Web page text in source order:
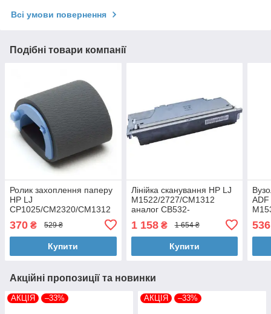
Всі умови повернення
Подібні товари компанії
Ролик захоплення паперу
HP LJ
CP1025/CM2320/CM1312
1048/3425 VTC (RC2-
1048VTC)
370 ₴ 529 ₴
Купити
Лінійка сканування HP LJ
M1522/2727/CM1312
аналог CB532-
60103/CC431-60117 AHK
(3205356)
1 158₴ 1 654 ₴
Купити
536
Акційні пропозиції та новинки
АКЦІЯ –33% АКЦІЯ –33%